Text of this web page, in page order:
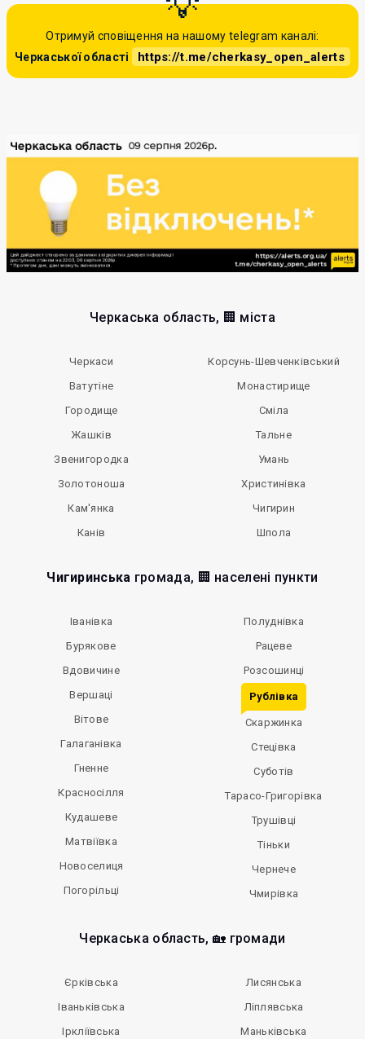
Отримуй сповіщення на нашому telegram каналі:
Черкаської області
https://t.me/cherkasy_open_alerts
Черкаська область, 🏢 міста
Черкаси
Ватутіне
Городище
Жашків
Звенигородка
Золотоноша
Кам'янка
Канів
Корсунь-Шевченківський
Монастирище
Сміла
Тальне
Умань
Христинівка
Чигирин
Шпола
Чигиринська громада, 🏢 населені пункти
Іванівка
Бурякове
Вдовичине
Вершаці
Вітове
Галаганівка
Гненне
Красносілля
Кудашеве
Матвіївка
Новоселиця
Погорільці
Полуднівка
Рацеве
Розсошинці
Рублівка
Скаржинка
Стецівка
Суботів
Тарасо-Григорівка
Трушівці
Тіньки
Чернече
Чмирівка
Черкаська область, 🏡 громади
Єрківська
Іваньківська
Іркліївська
Лисянська
Ліплявська
Маньківська